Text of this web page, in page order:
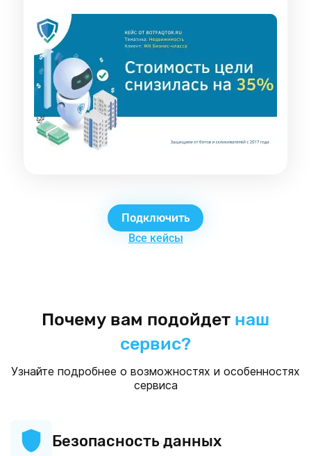
Подключить
Все кейсы
Почему вам подойдет наш
сервис?
Узнайте подробнее о возможностях и особенностях
сервиса
Безопасность данных